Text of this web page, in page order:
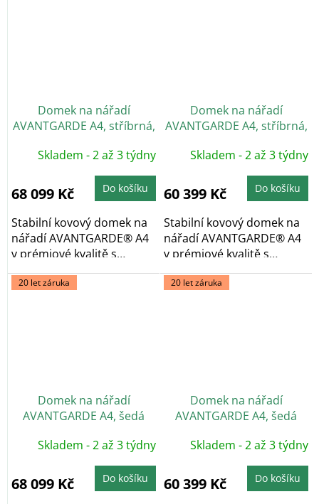
Domek na nářadí
AVANTGARDE A4, stříbrná,
Skladem - 2 až 3 týdny
68 099 Kč Do košíku
Stabilní kovový domek na
nářadí AVANTGARDE® A4
v prémiové kvalitě s
pultovou...
Domek na nářadí
AVANTGARDE A4, stříbrná,
Skladem - 2 až 3 týdny
60 399 Kč Do košíku
Stabilní kovový domek na
nářadí AVANTGARDE® A4
v prémiové kvalitě s
pultovou...
20 let záruka
Domek na nářadí
AVANTGARDE A4, šedá
Skladem - 2 až 3 týdny
68 099 Kč Do košíku
20 let záruka
Domek na nářadí
AVANTGARDE A4, šedá
dveře
Skladem - 2 až 3 týdny
60 399 Kč Do košíku